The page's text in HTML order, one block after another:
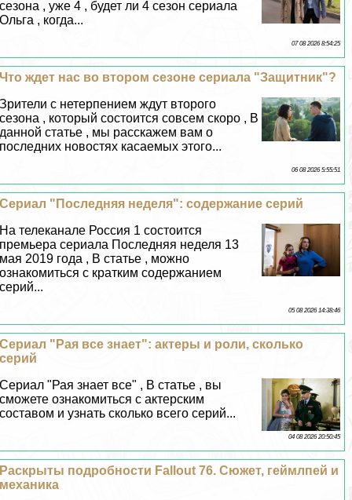
сезона , уже 4 , будет ли 4 сезон сериала
Ольга , когда...
07 08 2026 8:54:25
Что ждет нас во втором сезоне сериала "Защитник"?
Зрители с нетерпением ждут второго
сезона , который состоится совсем скоро , В
данной статье , мы расскажем вам о
последних новостях касаемых этого...
06 08 2026 5:55:51
Сериал "Последняя неделя": содержание серий
На телеканале Россия 1 состоится
премьера сериала Последняя неделя 13
мая 2019 года , В статье , можно
ознакомиться с кратким содержанием
серий...
05 08 2026 14:38:46
Сериал "Рая все знает": актеры и роли, сколько
серий
Сериал "Рая знает все" , В статье , вы
сможете ознакомиться с актерским
составом и узнать сколько всего серий...
04 08 2026 20:50:45
Раскрыты подробности Fallout 76. Сюжет, гeймлпей и
механика